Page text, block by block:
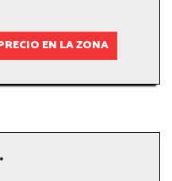
EN LA ZONA